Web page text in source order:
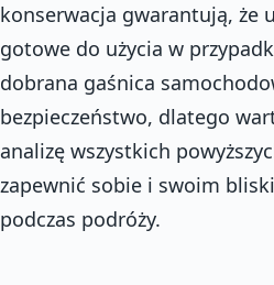
konserwacja gwarantują, że
gotowe do użycia w
dobrana gaśnica
bezpieczeństwo, dlatego
analizę wszystkich
zapewnić sobie i swoim
podczas podróży.